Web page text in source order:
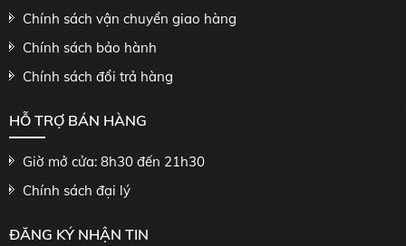
Chính sách vận chuyển giao hàng
Chính sách bảo hành
Chính sách đổi trả hàng
HỖ TRỢ BÁN HÀNG
Giờ mở cửa: 8h30 đến 21h30
Chính sách đại lý
ĐĂNG KÝ NHẬN TIN